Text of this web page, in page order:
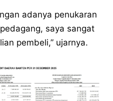
adanya penukaran
saya sangat
pembeli,” ujarnya.